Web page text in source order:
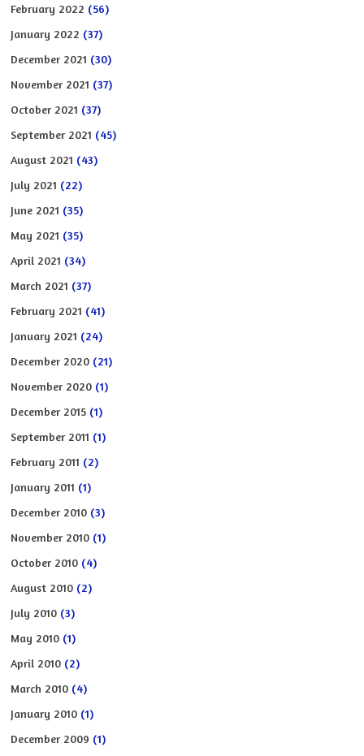
February 2022 (56)
January 2022 (37)
December 2021 (30)
November 2021 (37)
October 2021 (37)
September 2021 (45)
August 2021 (43)
July 2021 (22)
June 2021 (35)
May 2021 (35)
April 2021 (34)
March 2021 (37)
February 2021 (41)
January 2021 (24)
December 2020 (21)
November 2020 (1)
December 2015 (1)
September 2011 (1)
February 2011 (2)
January 2011 (1)
December 2010 (3)
November 2010 (1)
October 2010 (4)
August 2010 (2)
July 2010 (3)
May 2010 (1)
April 2010 (2)
March 2010 (4)
January 2010 (1)
December 2009 (1)